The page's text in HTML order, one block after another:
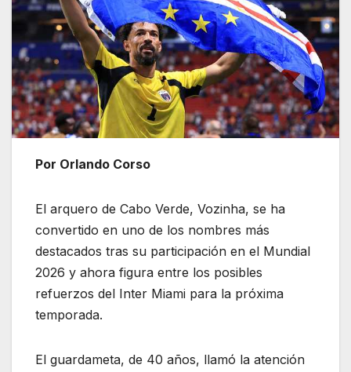
Por Orlando Corso
El arquero de Cabo Verde, Vozinha, se ha
convertido en uno de los nombres más
destacados tras su participación en el Mundial
2026 y ahora figura entre los posibles
refuerzos del Inter Miami para la próxima
temporada.
El guardameta, de 40 años, llamó la atención